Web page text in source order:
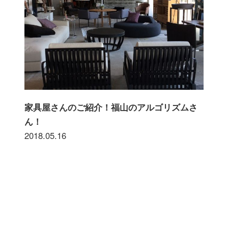
家具屋さんのご紹介！福山のアルゴリズムさ
ん！
2018.05.16